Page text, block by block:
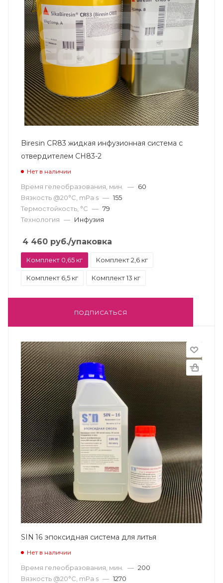
Biresin CR83 жидкая инфузионная система с
отвердителем CH83-2
Нет в наличии
Время гелеобразования, мин. — 60
Вязкость @20°С, mPa·s — 155
Термостойкость, °С — 79
Технология — Инфузия
4 460 руб./упаковка
Комплект 0,65 кг Комплект 2,6 кг
Комплект 6,5 кг Комплект 13 кг
ПОДПИСАТЬСЯ
SIN 16 эпоксидная система для литья
Нет в наличии
Время гелеобразования, мин. — 200
Вязкость @20°С, mPa·s — 1270